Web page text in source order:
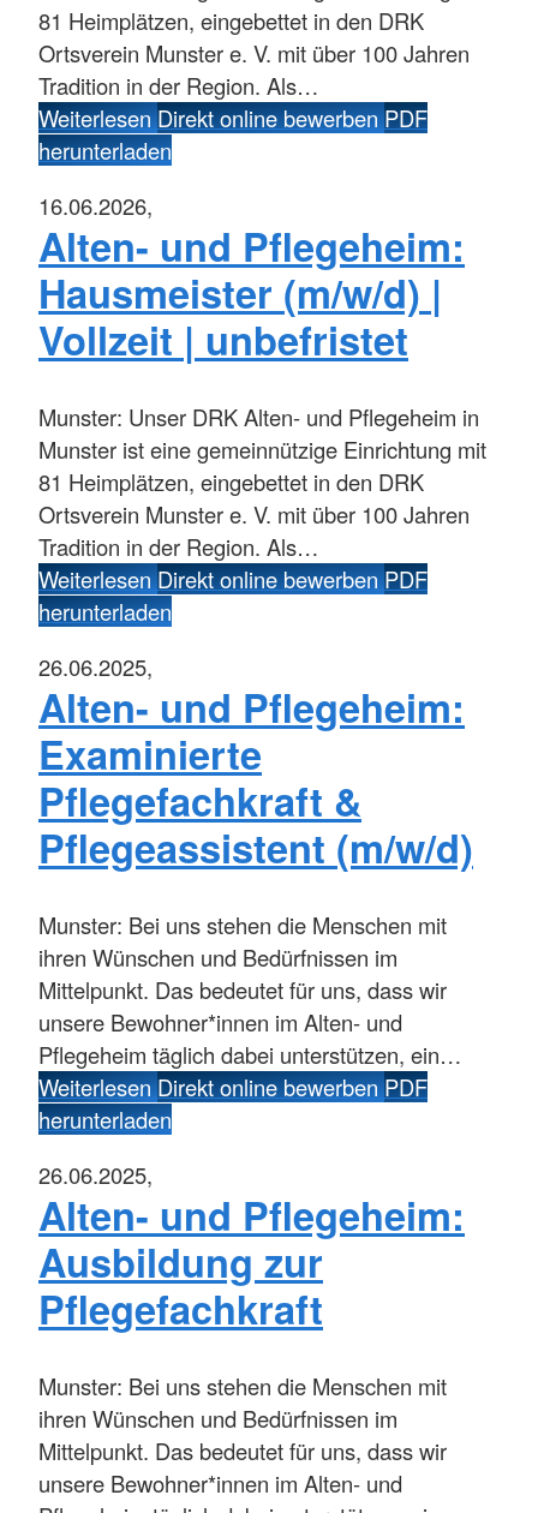
81 Heimplätzen, eingebettet in den DRK
Ortsverein Munster e. V. mit über 100 Jahren
Tradition in der Region. Als…
WeiterlesenDirekt online bewerbenPDF
herunterladen
16.06.2026,
Alten- und Pflegeheim:
Hausmeister (m/w/d) |
Vollzeit | unbefristet
Munster: Unser DRK Alten- und Pflegeheim in
Munster ist eine gemeinnützige Einrichtung mit
81 Heimplätzen, eingebettet in den DRK
Ortsverein Munster e. V. mit über 100 Jahren
Tradition in der Region. Als…
WeiterlesenDirekt online bewerbenPDF
herunterladen
26.06.2025,
Alten- und Pflegeheim:
Examinierte
Pflegefachkraft &
Pflegeassistent (m/w/d)
Munster: Bei uns stehen die Menschen mit
ihren Wünschen und Bedürfnissen im
Mittelpunkt. Das bedeutet für uns, dass wir
unsere Bewohner*innen im Alten- und
Pflegeheim täglich dabei unterstützen, ein…
WeiterlesenDirekt online bewerbenPDF
herunterladen
26.06.2025,
Alten- und Pflegeheim:
Ausbildung zur
Pflegefachkraft
Munster: Bei uns stehen die Menschen mit
ihren Wünschen und Bedürfnissen im
Mittelpunkt. Das bedeutet für uns, dass wir
unsere Bewohner*innen im Alten- und